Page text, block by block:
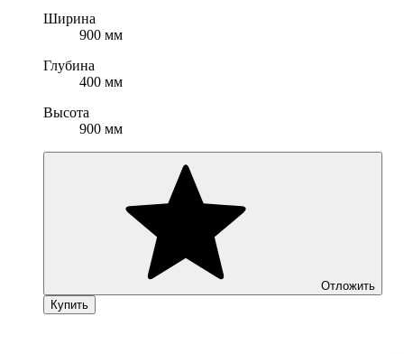
Ширина
900 мм
Глубина
400 мм
Высота
900 мм
Отложить
Купить